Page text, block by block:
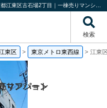
江東区1棟マンション！融資相談受付中！中国語＆EngOK！ 東京都江東区古石場2丁目｜一棟売りマンション｜投資物件や収益物件｜株式会社リタ不動産
検索
東区 > 東京メトロ東西線 > 江東
りアパート
マンション